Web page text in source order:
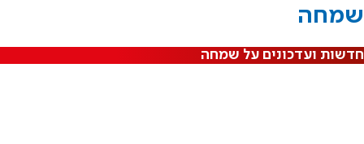
שמחה
חדשות ועדכונים על שמחה